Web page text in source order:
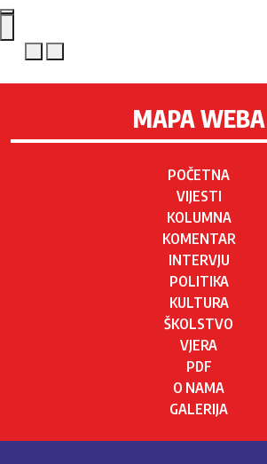
MAPA WEBA
POČETNA
VIJESTI
KOLUMNA
KOMENTAR
INTERVJU
POLITIKA
KULTURA
ŠKOLSTVO
VJERA
PDF
O NAMA
GALERIJA